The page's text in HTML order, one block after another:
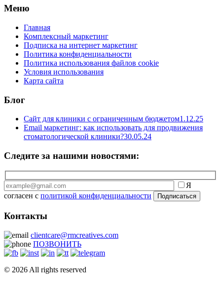
Меню
Главная
Комплексный маркетинг
Подписка на интернет маркетинг
Политика конфиденциальности
Политика использования файлов cookie
Условия использования
Карта сайта
Блог
Сайт для клиники с ограниченным бюджетом1.12.25
Email маркетинг: как использовать для продвижения
стоматологической клиники?30.05.24
Следите за нашими новостями:
Я
согласен с политикой конфиденциальности
Контакты
clientcare@rmcreatives.com
ПОЗВОНИТЬ
© 2026 All rights reserved